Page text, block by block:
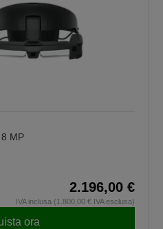
MP
2.196,00 €
IVA inclusa (1.800,00 € IVA esclusa)
ora